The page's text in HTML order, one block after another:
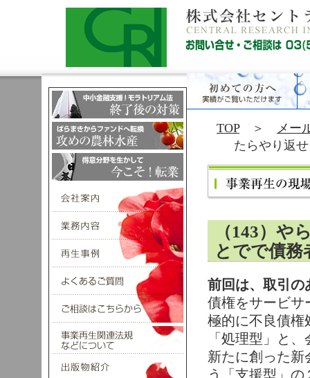
TOP＞ メー
たらやり返
（143）や
とでで債務
前回は、取引の
債権をサービサ
極的に不良債権
「処理型」と
新たに創った新
う「支援型」